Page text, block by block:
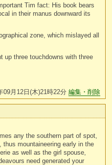
Tim fact: His book bears
in their manus downward its
zone, which mislayed all
up three touchdowns with three
09月12日(木)21時22分 編集・削除
any the southern part of spot,
mountaineering early in the
as well as the girl spouse,
need generated your